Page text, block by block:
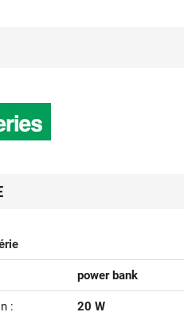
power bank
20 W